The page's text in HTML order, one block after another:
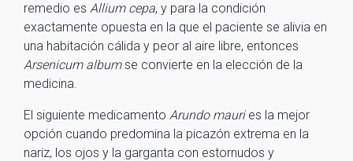
remedio es Allium cepa, y para la condición
exactamente opuesta en la que el paciente se alivia en
una habitación cálida y peor al aire libre, entonces
Arsenicum albumse convierte en la elección de la
medicina.
El siguiente medicamento Arundo mauries la mejor
opción cuando predomina la picazón extrema en la
nariz, los ojos y la garganta con estornudos y